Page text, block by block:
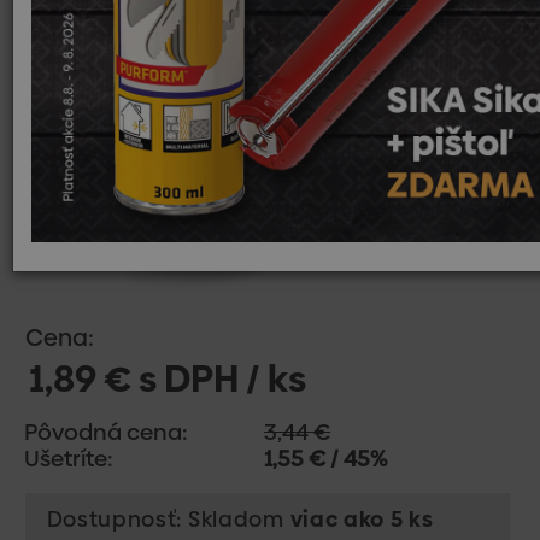
Cena:
1,89 € s DPH / ks
Pôvodná cena:
3,44 €
Ušetríte:
1,55 € / 45%
Dostupnosť: Skladom viac ako 5 ks